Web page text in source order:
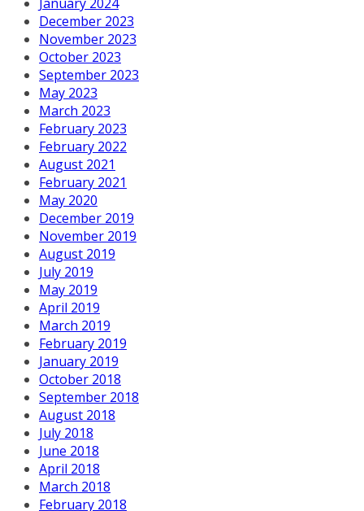
December 2023
November 2023
October 2023
September 2023
May 2023
March 2023
February 2023
February 2022
August 2021
February 2021
May 2020
December 2019
November 2019
August 2019
July 2019
May 2019
April 2019
March 2019
February 2019
January 2019
October 2018
September 2018
August 2018
July 2018
June 2018
April 2018
March 2018
February 2018